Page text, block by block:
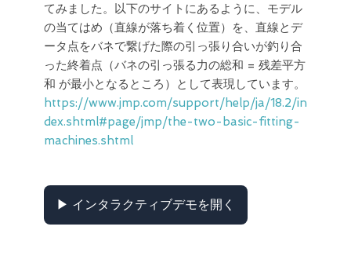
てみました。 以下のサイトにあるように、モデル
の当てはめ（直線が落ち着く位置）を、直線とデ
ータ点をバネで繋げた際の引っ張り合いが釣り合
った終着点（バネの引っ張る力の総和 = 残差平方
和 が最小となるところ）として表現しています。
https://www.jmp.com/support/help/ja/18.2/in
dex.shtml#page/jmp/the-two-basic-fitting-
machines.shtml
▶ インタラクティブデモを開く